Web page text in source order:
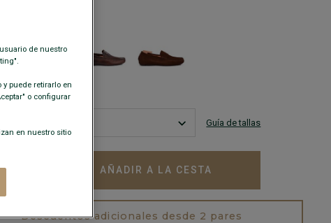
Guía de tallas
AÑADIR A LA CESTA
Descuentos adicionales desde 2 pares
de nuestro
puede retirarlo en
o configurar
en nuestro sitio